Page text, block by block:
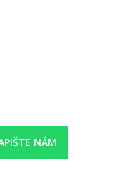
preferencí. Naše prostorné
prostoru k
útulnou atmosféru,
potřebujete pro pohodlný
WiFi, centrální klimatizace,
koupelna, fén a SAT
NÁM